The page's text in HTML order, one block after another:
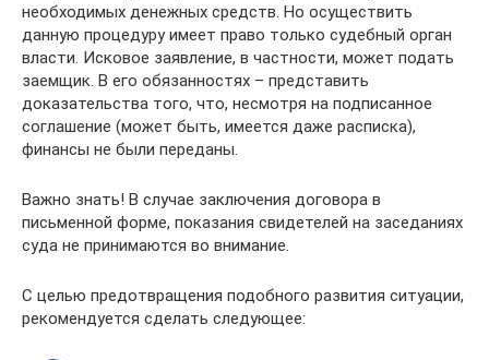
необходимых денежных средств. Но осуществить
данную процедуру имеет право только судебный орган
власти. Исковое заявление, в частности, может подать
заемщик. В его обязанностях – представить
доказательства того, что, несмотря на подписанное
соглашение (может быть, имеется даже расписка),
финансы не были переданы.
Важно знать! В случае заключения договора в
письменной форме, показания свидетелей на заседаниях
суда не принимаются во внимание.
С целью предотвращения подобного развития ситуации,
рекомендуется сделать следующее: